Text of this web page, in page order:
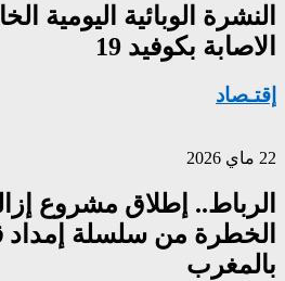
النشرة الوبائية اليومية
الاصابة بكوفيد 19
إقتـصاد
22 ماي 2026
الرباط.. إطلاق مشروع
الخطرة من سلسلة إمداد
بالمغرب